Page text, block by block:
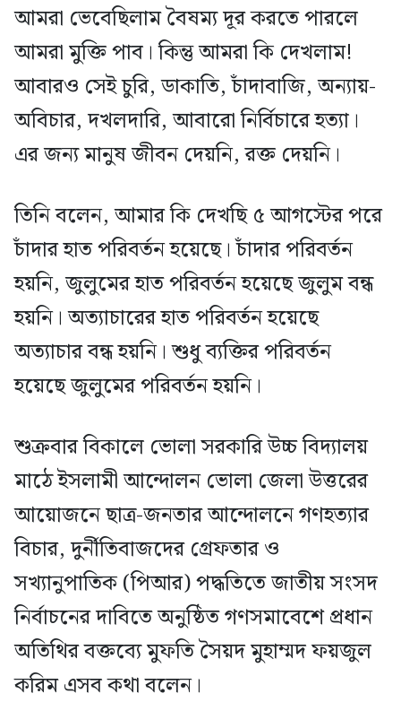
আমরা ভেবেছিলাম বৈষম্য দূর করতে পারলে
আমরা মুক্তি পাব। কিন্তু আমরা কি দেখলাম!
আবারও সেই চুরি, ডাকাতি, চাঁদাবাজি, অন্যায়-
অবিচার, দখলদারি, আবারো নির্বিচারে হত্যা।
এর জন্য মানুষ জীবন দেয়নি, রক্ত দেয়নি।
তিনি বলেন, আমার কি দেখছি ৫ আগস্টের পরে
চাঁদার হাত পরিবর্তন হয়েছে। চাঁদার পরিবর্তন
হয়নি, জুলুমের হাত পরিবর্তন হয়েছে জুলুম বন্ধ
হয়নি। অত্যাচারের হাত পরিবর্তন হয়েছে
অত্যাচার বন্ধ হয়নি। শুধু ব্যক্তির পরিবর্তন
হয়েছে জুলুমের পরিবর্তন হয়নি।
শুক্রবার বিকালে ভোলা সরকারি উচ্চ বিদ্যালয়
মাঠে ইসলামী আন্দোলন ভোলা জেলা উত্তরের
আয়োজনে ছাত্র-জনতার আন্দোলনে গণহত্যার
বিচার, দুর্নীতিবাজদের গ্রেফতার ও
সখ্যানুপাতিক (পিআর) পদ্ধতিতে জাতীয় সংসদ
নির্বাচনের দাবিতে অনুষ্ঠিত গণসমাবেশে প্রধান
অতিথির বক্তব্যে মুফতি সৈয়দ মুহাম্মদ ফয়জুল
করিম এসব কথা বলেন।